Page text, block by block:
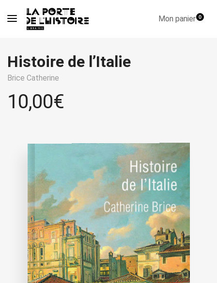
Mon panier0
Histoire de l’Italie
Brice Catherine
10,00€